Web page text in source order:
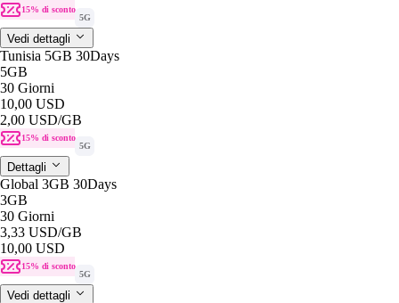
15% di sconto
5G
Vedi dettagli
Tunisia 5GB 30Days
5GB
30 Giorni
10,00 USD
2,00 USD/GB
15% di sconto
5G
Dettagli
Global 3GB 30Days
3GB
30 Giorni
3,33 USD/GB
10,00 USD
15% di sconto
5G
Vedi dettagli